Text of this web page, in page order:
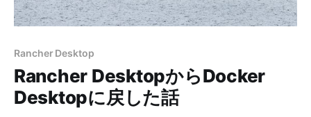
は以下の通りです。 ベース 東京マルイ 次世代電動ガン
HK416 デルタカスタム ブラック スコープマウント
Optics Forester 1-5x24 GenII サプレッサー SUREFIRE
SO
Rancher Desktop
Rancher DesktopからDocker
Desktopに戻した話